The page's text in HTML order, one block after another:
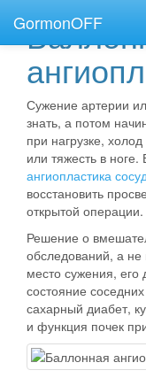
GormonOFF
Сужение артерии
знать, а потом
при нагрузке,
или тяжесть в ноге.
ангиопластика
восстановить
открытой операции.
Решение о
обследований, а
место сужения, его
состояние
сахарный диабет,
и функция почек